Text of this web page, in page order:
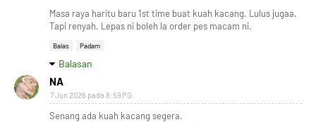
Masa raya haritu baru 1st time buat kuah kacang. Lulus jugaa.
Tapi renyah. Lepas ni boleh la order pes macam ni.
Balas Padam
Balasan
NA
7 Jun 2026 pada 8:59 PG
Senang ada kuah kacang segera.